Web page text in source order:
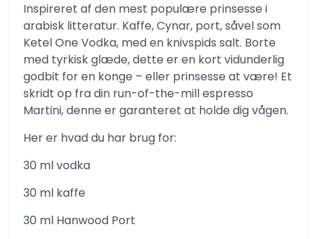
Inspireret af den mest populære prinsesse i
arabisk litteratur. Kaffe, Cynar, port, såvel som
Ketel One Vodka, med en knivspids salt. Borte
med tyrkisk glæde, dette er en kort vidunderlig
godbit for en konge – eller prinsesse at være! Et
skridt op fra din run-of-the-mill espresso
Martini, denne er garanteret at holde dig vågen.
Her er hvad du har brug for:
30 ml vodka
30 ml kaffe
30 ml Hanwood Port